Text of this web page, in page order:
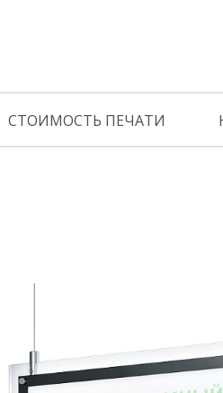
СТОИМОСТЬ ПЕЧАТИ